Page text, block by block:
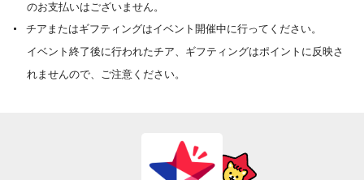
のお支払いはございません。
チアまたはギフティングはイベント開催中に行ってください。
イベント終了後に行われたチア、ギフティングはポイントに反映さ
れませんので、ご注意ください。